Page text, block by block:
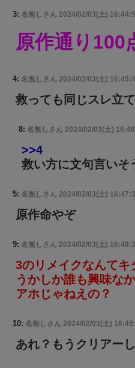
3: 名無しさん 2024/02/03(土)
原作通り100
4: 名無しさん 2024/02/03(土)
救っても同じスレ立
8: 名無しさん 2024/02/03(土)
>>4
救い方に文句言いそ
5: 名無しさん 2024/02/03(土)
原作命やぞ
9: 名無しさん 2024/02/03(土)
3のリメイクなんてキ
うかしか誰も興味な
アホじゃねえの？
10: 名無しさん 2024/02/03(土)
あれ？もうクリアー